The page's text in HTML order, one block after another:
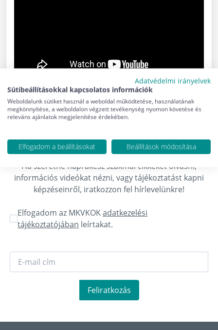
Hírlevél feliratkozás
Ha szeretne naprakész szakmai cikkeket olvasni,
információs videókat nézni, vagy tájékoztatást kapni
képzéseinről, iratkozzon fel hírlevelünkre!
Elfogadom az MKVKOKadatkezelési
tájékoztatójában leírtakat.
Feliratkozás
Adatvédelmi irányelvek
Sütibeállításokkal kapcsolatos információk
Weboldalunk sütiket használ a weboldal működtetése, használatának
megkönnyítése, a weboldalon végzett tevékenység nyomon követése és
releváns ajánlatok megjelenítése érdekében.
Elfogadom a beállításokat Beállítások módosítása